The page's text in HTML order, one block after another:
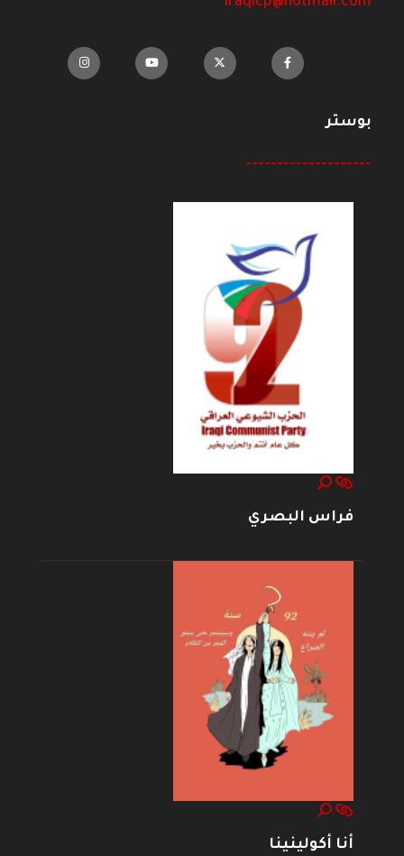
بوستر
--------------------
فراس البصري
أنا أكولينينا